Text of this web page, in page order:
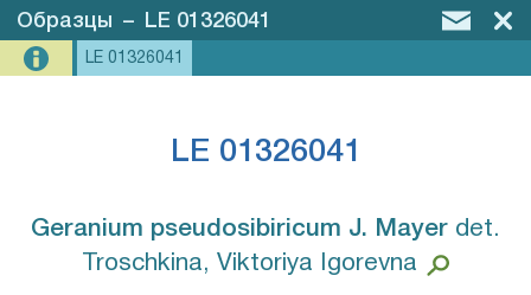
Образцы – LE 01326041
LE 01326041
LE 01326041
Geranium pseudosibiricum J. Mayer⁣ det.
Troschkina, Viktoriya Igorevna